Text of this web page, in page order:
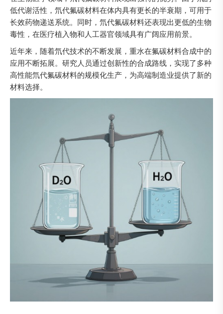
低代谢活性，氘代氟碳材料在体内具有更长的半衰期，可用于
长效药物递送系统。同时，氘代氟碳材料还表现出更低的生物
毒性，在医疗植入物和人工器官领域具有广阔应用前景。
近年来，随着氘代技术的不断发展，重水在氟碳材料合成中的
应用不断拓展。研究人员通过创新性的合成路线，实现了多种
高性能氘代氟碳材料的规模化生产，为高端制造业提供了新的
材料选择。